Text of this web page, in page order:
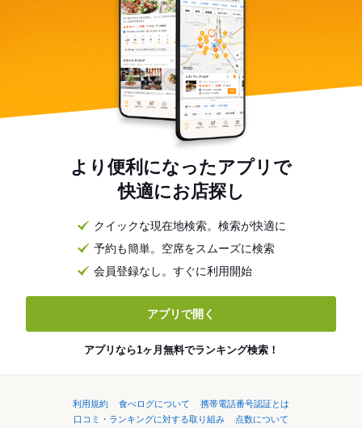
より便利になったアプリで
快適にお店探し
クイックな現在地検索。検索が快適に
予約も簡単。空席をスムーズに検索
会員登録なし。すぐに利用開始
アプリで開く
アプリなら1ヶ月無料でランキング検索！
利用規約 食べログについて
携帯電話番号認証とは
口コミ・ランキングに対する取り組み
点数について